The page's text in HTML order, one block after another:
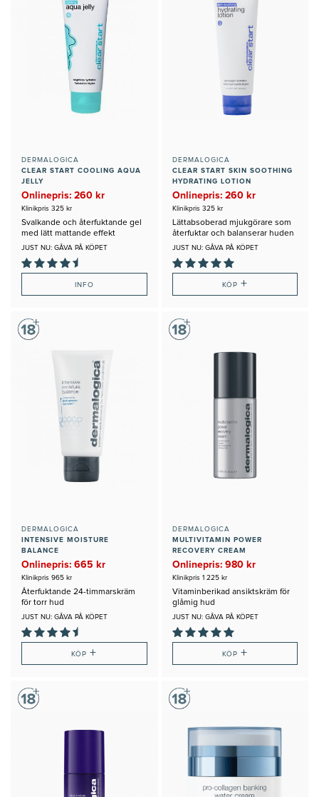
DERMALOGICA
CLEAR START COOLING AQUA
JELLY
Onlinepris: 260 kr
Klinikpris 325 kr
Svalkande och återfuktande gel
med lätt mattande effekt
JUST NU: GÅVA PÅ KÖPET
INFO
DERMALOGICA
CLEAR START SKIN SOOTHING
HYDRATING LOTION
Onlinepris: 260 kr
Klinikpris 325 kr
Lättabsoberad mjukgörare som
återfuktar och balanserar huden
JUST NU: GÅVA PÅ KÖPET
KÖP +
DERMALOGICA
INTENSIVE MOISTURE
BALANCE
Onlinepris: 665 kr
Klinikpris 965 kr
Återfuktande 24-timmarskräm
för torr hud
JUST NU: GÅVA PÅ KÖPET
KÖP+
DERMALOGICA
MULTIVITAMIN POWER
RECOVERY CREAM
Onlinepris: 980 kr
Klinikpris 1 225 kr
Vitaminberikad ansiktskräm för
glåmig hud
JUST NU: GÅVA PÅ KÖPET
KÖP +